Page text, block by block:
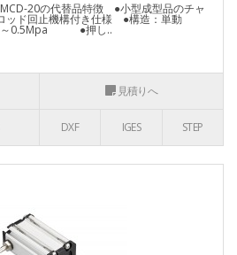
20の代替品特徴 ●小型成型品のチャ
回止機構付き仕様 ●構造：単動
0.5Mpa ●押し..
見積りへ
DXF IGES STEP